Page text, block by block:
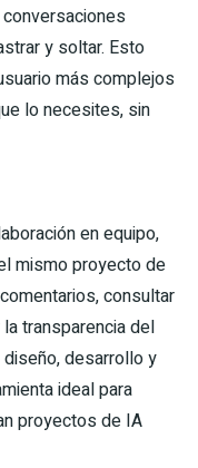
y soltar. Esto
más complejos
lo necesites, sin
en equipo,
mismo proyecto de
consultar
transparencia del
desarrollo y
ideal para
proyectos de IA